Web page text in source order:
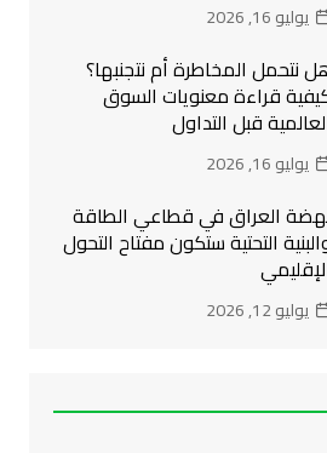
يوليو 16, 2026
نتحمل المخاطرة أم نتجنبها؟
قراءة معنويات السوق
قبل التداول
يوليو 16, 2026
العراق في قطاعي الطاقة
التحتية ستكون مفتاح التحول
يوليو 12, 2026